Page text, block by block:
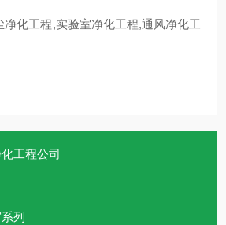
净化工程,实验室净化工程,通风净化工
工程公司
列